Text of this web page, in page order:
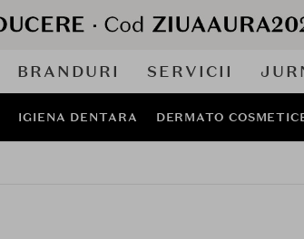
BRANDURI SERVICII
IGIENA DENTARA DERMATO